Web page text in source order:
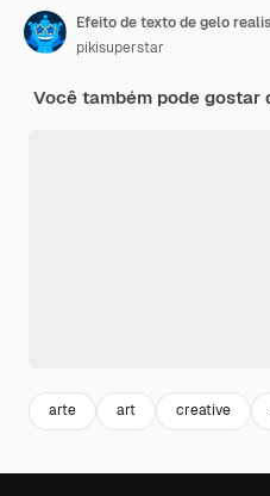
Efeito de texto de gelo
pikisuperstar
Você também pode gostar
arte art creative